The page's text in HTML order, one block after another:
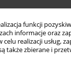
funkcji
informacje oraz
realizacji usług,
także zbierane i